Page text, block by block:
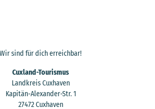
Wir sind für dich erreichbar!
Cuxland-Tourismus
Landkreis Cuxhaven
Kapitän-Alexander-Str. 1
27472 Cuxhaven